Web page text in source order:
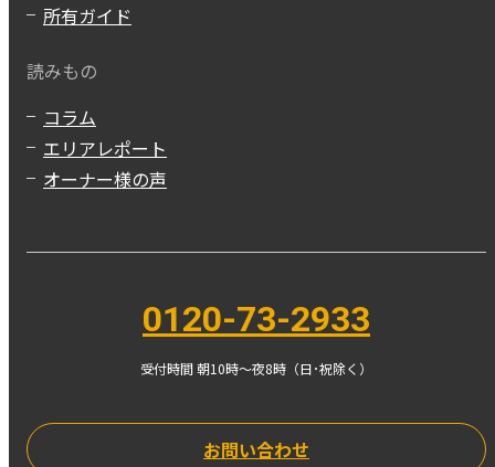
所有ガイド
読みもの
コラム
エリアレポート
オーナー様の声
0120-73-2933
受付時間 朝10時〜夜8時（日･祝除く）
お問い合わせ